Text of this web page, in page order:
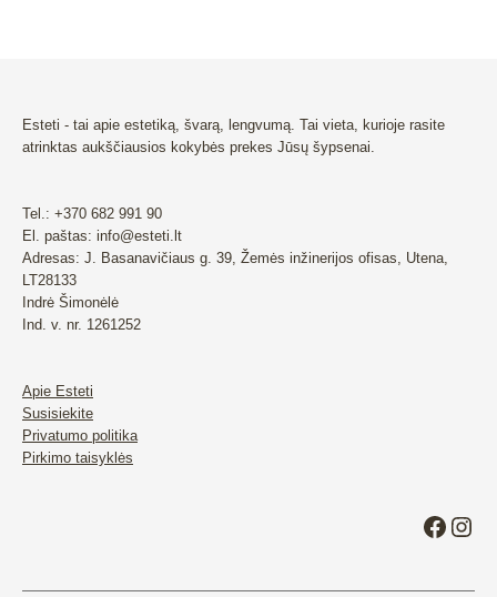
Esteti - tai apie estetiką, švarą, lengvumą. Tai vieta, kurioje rasite
atrinktas aukščiausios kokybės prekes Jūsų šypsenai.
Tel.: +370 682 991 90
El. paštas: info@esteti.lt
Adresas: J. Basanavičiaus g. 39, Žemės inžinerijos ofisas, Utena,
LT28133
Indrė Šimonėlė
Ind. v. nr. 1261252
Apie Esteti
Susisiekite
Privatumo politika
Pirkimo taisyklės